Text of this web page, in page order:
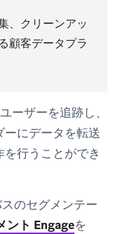
、クリーンアッ
顧客データプラ
ーザーを追跡し、
ーにデータを転送
行うことができ
のセグメンテー
ント Engageを